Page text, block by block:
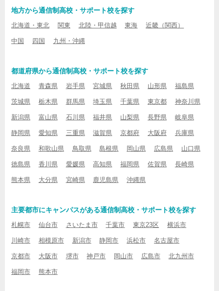
地方から通信制高校・サポート校を探す
北海道・東北 関東 北陸・甲信越 東海 近畿（関西）
中国 四国 九州・沖縄
都道府県から通信制高校・サポート校を探す
北海道 青森県 岩手県 宮城県 秋田県 山形県 福島県
茨城県 栃木県 群馬県 埼玉県 千葉県 東京都 神奈川県
新潟県 富山県 石川県 福井県 山梨県 長野県 岐阜県
静岡県 愛知県 三重県 滋賀県 京都府 大阪府 兵庫県
奈良県 和歌山県 鳥取県 島根県 岡山県 広島県 山口県
徳島県 香川県 愛媛県 高知県 福岡県 佐賀県 長崎県
熊本県 大分県 宮崎県 鹿児島県 沖縄県
主要都市にキャンパスがある通信制高校・サポート校を探す
札幌市 仙台市 さいたま市 千葉市 東京23区 横浜市
川崎市 相模原市 新潟市 静岡市 浜松市 名古屋市
京都市 大阪市 堺市 神戸市 岡山市 広島市 北九州市
福岡市 熊本市